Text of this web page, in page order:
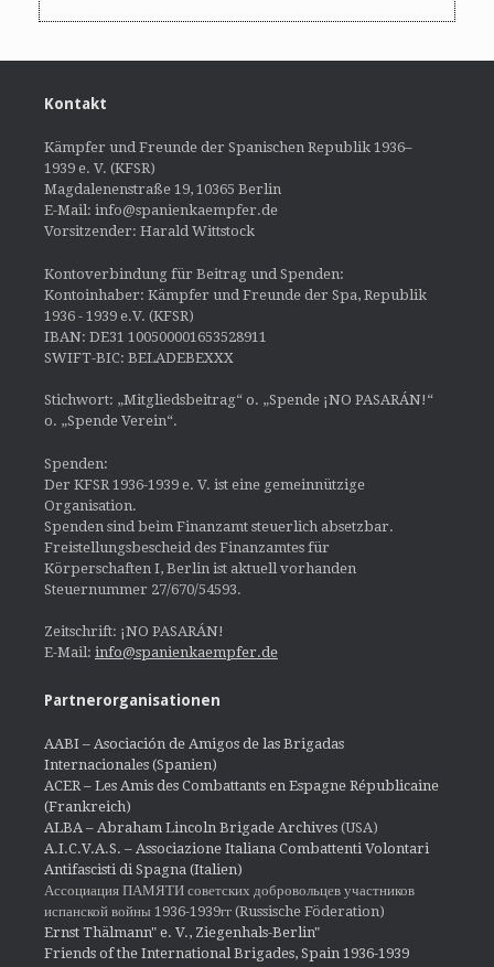
Kontakt
Kämpfer und Freunde der Spanischen Republik 1936–
1939 e. V. (KFSR)
Magdalenenstraße 19, 10365 Berlin
E-Mail: info@spanienkaempfer.de
Vorsitzender: Harald Wittstock
Kontoverbindung für Beitrag und Spenden:
Kontoinhaber: Kämpfer und Freunde der Spa, Republik
1936 - 1939 e.V. (KFSR)
IBAN: DE31 100500001653528911
SWIFT-BIC: BELADEBEXXX
Stichwort: „Mitgliedsbeitrag“ o. „Spende ¡NO PASARÁN!“
o. „Spende Verein“.
Spenden:
Der KFSR 1936-1939 e. V. ist eine gemeinnützige
Organisation.
Spenden sind beim Finanzamt steuerlich absetzbar.
Freistellungsbescheid des Finanzamtes für
Körperschaften I, Berlin ist aktuell vorhanden
Steuernummer 27/670/54593.
Zeitschrift: ¡NO PASARÁN!
E-Mail: info@spanienkaempfer.de
Partnerorganisationen
AABI – Asociación de Amigos de las Brigadas
Internacionales (Spanien)
ACER – Les Amis des Combattants en Espagne Républicaine
(Frankreich)
ALBA – Abraham Lincoln Brigade Archives (USA)
A.I.C.V.A.S. – Associazione Italiana Combattenti Volontari
Antifascisti di Spagna (Italien)
Ассоциация ПАМЯТИ советских добровольцев участников
испанской войны 1936-1939гг (Russische Föderation)
Ernst Thälmann" e. V., Ziegenhals-Berlin"
Friends of the International Brigades, Spain 1936-1939